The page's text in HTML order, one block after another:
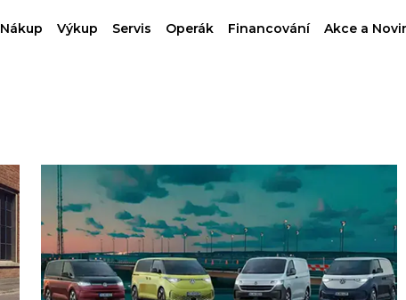
Nákup Výkup Servis Operák Financování Akce a